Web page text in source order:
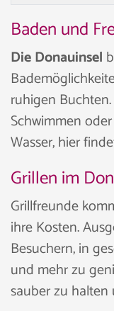
Baden und
Die Donauinsel
ruhigen
Schwimmen
Wasser, hier
Grillen im
Grillfreunde
ihre Kosten.
Besuchern, in
und mehr zu
sauber zu